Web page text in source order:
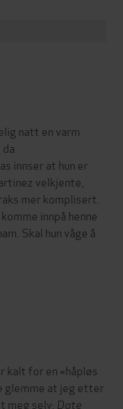
natt en varm
innser at hun er
velkjente,
mer komplisert.
innpå henne
Skal hun våge å
kalt for en «håpløs
glemme at jeg etter
meg selv: Date